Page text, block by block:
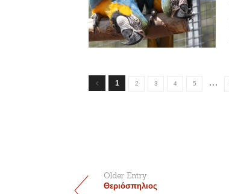
1 2 3 4 5 …
Older Entry
Θεριόσπηλιος